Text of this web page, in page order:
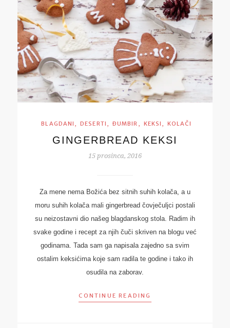
BLAGDANI , DESERTI , ĐUMBIR , KEKSI , KOLAČI
GINGERBREAD KEKSI
15 prosinca, 2016
Za mene nema Božića bez sitnih suhih kolača, a u
moru suhih kolača mali gingerbread čovječuljci postali
su neizostavni dio našeg blagdanskog stola. Radim ih
svake godine i recept za njih čuči skriven na blogu već
godinama. Tada sam ga napisala zajedno sa svim
ostalim keksićima koje sam radila te godine i tako ih
osudila na zaborav.
CONTINUE READING